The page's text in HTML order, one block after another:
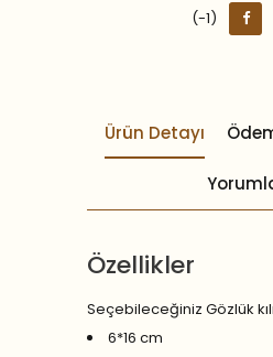
(-1)
Ürün Detayı
Özellikler
Seçebileceğiniz Gözlük
6*16 cm